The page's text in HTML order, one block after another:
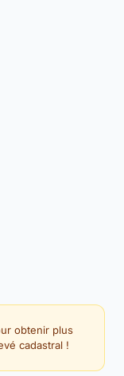
obtenir plus
cadastral !